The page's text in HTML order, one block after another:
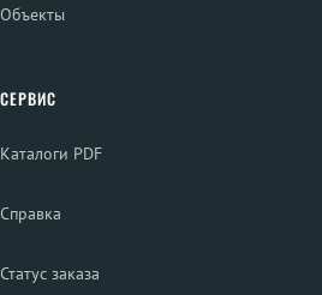
Объекты
СЕРВИС
Каталоги PDF
Справка
Статус заказа